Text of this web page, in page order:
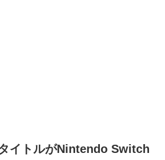
イトルがNintendo Switch